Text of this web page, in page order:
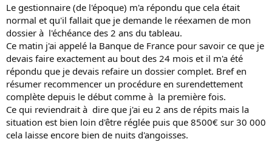
Le gestionnaire (de l'époque) m'a répondu que cela était
normal et qu'il fallait que je demande le réexamen de mon
dossier à l'échéance des 2 ans du tableau.
Ce matin j'ai appelé la Banque de France pour savoir ce que je
devais faire exactement au bout des 24 mois et il m'a été
répondu que je devais refaire un dossier complet. Bref en
résumer recommencer un procédure en surendettement
complète depuis le début comme à la première fois.
Ce qui reviendrait à dire que j'ai eu 2 ans de répits mais la
situation est bien loin d'être réglée puis que 8500€ sur 30 000
cela laisse encore bien de nuits d'angoisses.